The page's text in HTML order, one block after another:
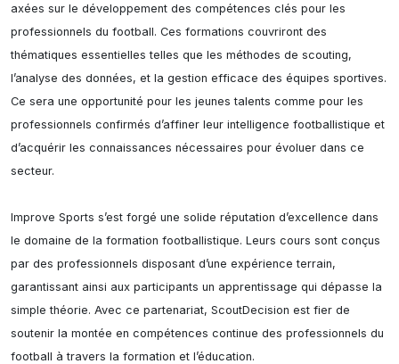
axées sur le développement des compétences clés pour les
professionnels du football. Ces formations couvriront des
thématiques essentielles telles que les méthodes de scouting,
l’analyse des données, et la gestion efficace des équipes sportives.
Ce sera une opportunité pour les jeunes talents comme pour les
professionnels confirmés d’affiner leur intelligence footballistique et
d’acquérir les connaissances nécessaires pour évoluer dans ce
secteur.
Improve Sports s’est forgé une solide réputation d’excellence dans
le domaine de la formation footballistique. Leurs cours sont conçus
par des professionnels disposant d’une expérience terrain,
garantissant ainsi aux participants un apprentissage qui dépasse la
simple théorie. Avec ce partenariat, ScoutDecision est fier de
soutenir la montée en compétences continue des professionnels du
football à travers la formation et l’éducation.